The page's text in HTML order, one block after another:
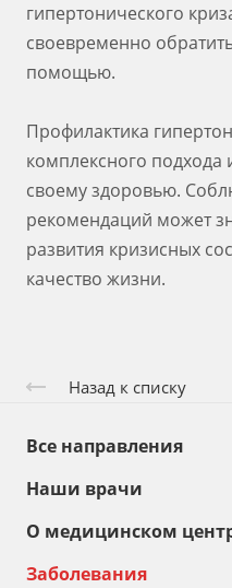
гипертонического
своевременно
помощью.
Профилактика
комплексного
своему здоровью.
рекомендаций может
развития кризисных
качество жизни.
Назад к списку
Все направления
Наши врачи
О медицинском
Заболевания